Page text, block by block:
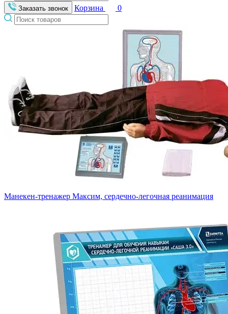
Заказать звонок Корзина 0
Манекен-тренажер Максим, сердечно-легочная реанимация